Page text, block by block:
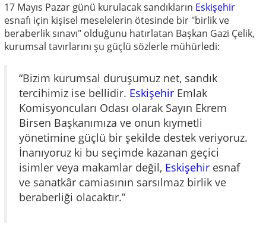
17 Mayıs Pazar günü kurulacak sandıkların Eskişehir
esnafı için kişisel meselelerin ötesinde bir "birlik ve
beraberlik sınavı" olduğunu hatırlatan Başkan Gazi Çelik,
kurumsal tavırlarını şu güçlü sözlerle mühürledi:
“Bizim kurumsal duruşumuz net, sandık
tercihimiz ise bellidir. Eskişehir Emlak
Komisyoncuları Odası olarak Sayın Ekrem
Birsen Başkanımıza ve onun kıymetli
yönetimine güçlü bir şekilde destek veriyoruz.
İnanıyoruz ki bu seçimde kazanan geçici
isimler veya makamlar değil, Eskişehir esnaf
ve sanatkâr camiasının sarsılmaz birlik ve
beraberliği olacaktır.”